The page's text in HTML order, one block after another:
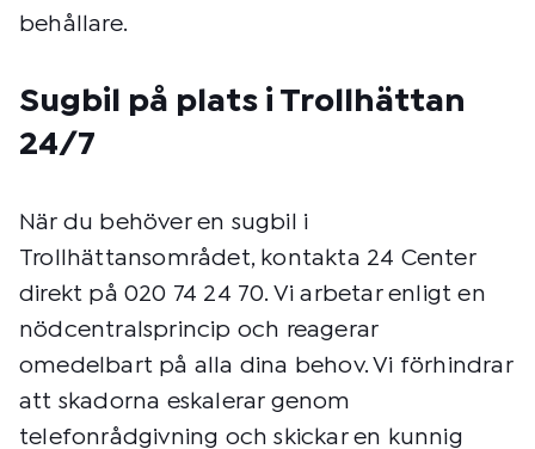
behållare.
Sugbil på plats i Trollhättan
24/7
När du behöver en sugbil i
Trollhättansområdet, kontakta 24 Center
direkt på 020 74 24 70. Vi arbetar enligt en
nödcentralsprincip och reagerar
omedelbart på alla dina behov. Vi förhindrar
att skadorna eskalerar genom
telefonrådgivning och skickar en kunnig